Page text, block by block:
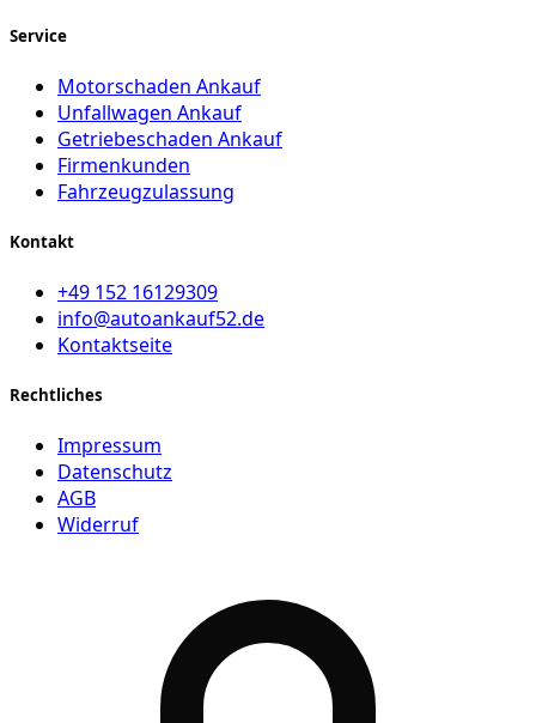
Service
Motorschaden Ankauf
Unfallwagen Ankauf
Getriebeschaden Ankauf
Firmenkunden
Fahrzeugzulassung
Kontakt
+49 152 16129309
info@autoankauf52.de
Kontaktseite
Rechtliches
Impressum
Datenschutz
AGB
Widerruf